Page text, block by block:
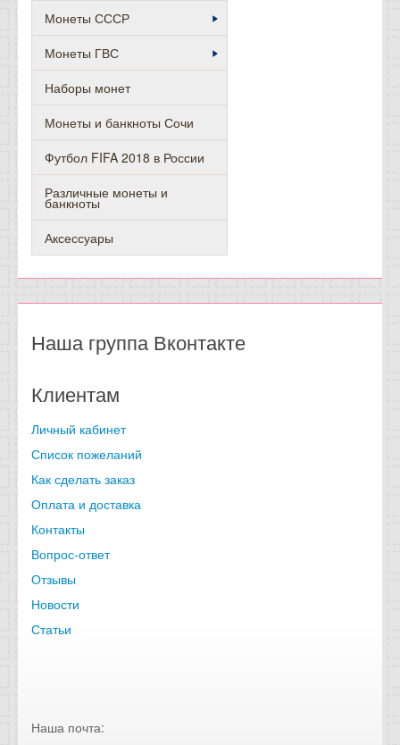
Монеты СССР
Монеты ГВС
Наборы монет
Монеты и банкноты Сочи
Футбол FIFA 2018 в России
Различные монеты и
банкноты
Аксессуары
Наша группа Вконтакте
Клиентам
Личный кабинет
Список пожеланий
Как сделать заказ
Оплата и доставка
Контакты
Вопрос-ответ
Отзывы
Новости
Статьи
Наша почта: